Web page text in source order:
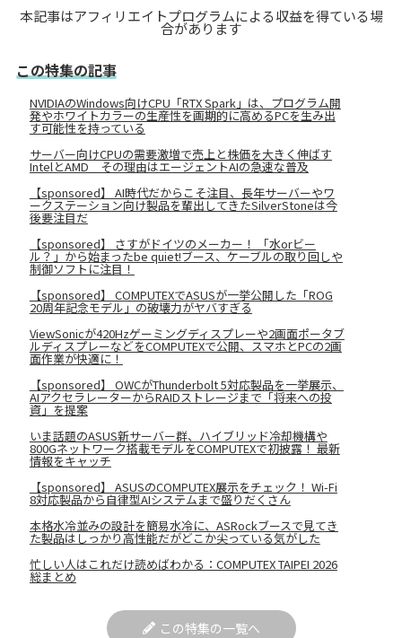
本記事はアフィリエイトプログラムによる収益を得ている場
合があります
この特集の記事
NVIDIAのWindows向けCPU「RTX Spark」は、プログラム開
発やホワイトカラーの生産性を画期的に高めるPCを生み出
す可能性を持っている
サーバー向けCPUの需要激増で売上と株価を大きく伸ばす
IntelとAMD その理由はエージェントAIの急速な普及
【sponsored】 AI時代だからこそ注目、長年サーバーやワ
ークステーション向け製品を輩出してきたSilverStoneは今
後要注目だ
【sponsored】 さすがドイツのメーカー！ 「水orビー
ル？」から始まったbe quiet!ブース、ケーブルの取り回しや
制御ソフトに注目！
【sponsored】 COMPUTEXでASUSが一挙公開した「ROG
20周年記念モデル」の破壊力がヤバすぎる
ViewSonicが420Hzゲーミングディスプレーや2画面ポータブ
ルディスプレーなどをCOMPUTEXで公開、スマホとPCの2画
面作業が快適に！
【sponsored】 OWCがThunderbolt 5対応製品を一挙展示、
AIアクセラレーターからRAIDストレージまで「将来への投
資」を提案
いま話題のASUS新サーバー群、ハイブリッド冷却機構や
800Gネットワーク搭載モデルをCOMPUTEXで初披露！ 最新
情報をキャッチ
【sponsored】 ASUSのCOMPUTEX展示をチェック！ Wi-Fi
8対応製品から自律型AIシステムまで盛りだくさん
本格水冷並みの設計を簡易水冷に、ASRockブースで見てき
た製品はしっかり高性能だがどこか尖っている気がした
忙しい人はこれだけ読めばわかる：COMPUTEX TAIPEI 2026
総まとめ
この特集の一覧へ